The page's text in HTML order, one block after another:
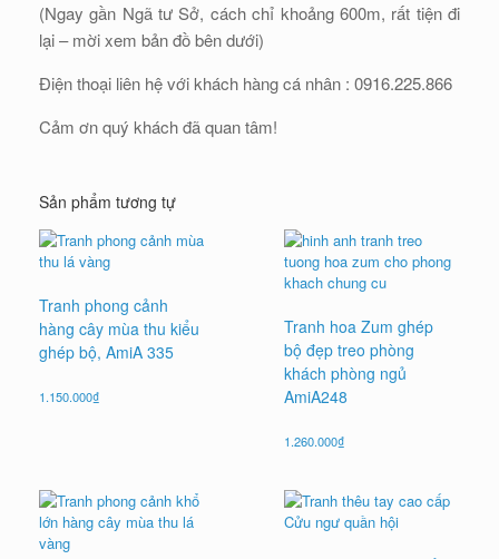
(Ngay gần Ngã tư Sở, cách chỉ khoảng 600m, rất tiện đi
lại – mời xem bản đồ bên dưới)
Điện thoại liên hệ với khách hàng cá nhân : 0916.225.866
Cảm ơn quý khách đã quan tâm!
Sản phẩm tương tự
Tranh phong cảnh
hàng cây mùa thu kiểu
ghép bộ, AmiA 335
1.150.000₫
Tranh hoa Zum ghép
bộ đẹp treo phòng
khách phòng ngủ
AmiA248
1.260.000₫